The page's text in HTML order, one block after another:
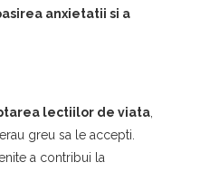
anxietatii si a
lectiilor de viata
greu sa le accepti.
a contribui la